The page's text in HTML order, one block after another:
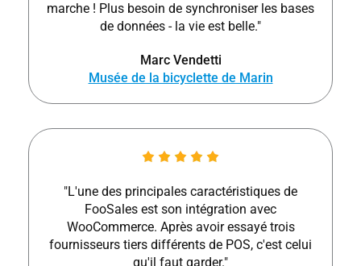
marche ! Plus besoin de synchroniser les bases
de données - la vie est belle."
Marc Vendetti
Musée de la bicyclette de Marin
"L'une des principales caractéristiques de
FooSales est son intégration avec
WooCommerce. Après avoir essayé trois
fournisseurs tiers différents de POS, c'est celui
qu'il faut garder."